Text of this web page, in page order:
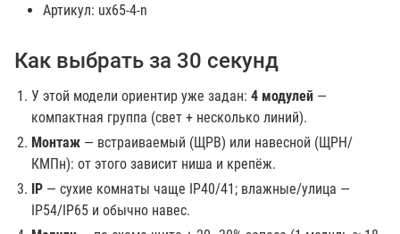
Артикул: ux65-4-n
Как выбрать за 30 секунд
У этой модели ориентир уже задан:4 модулей —
компактная группа (свет + несколько линий).
Монтаж — встраиваемый (ЩРВ) или навесной (ЩРН/
КМПн): от этого зависит ниша и крепёж.
IP — сухие комнаты чаще IP40/41; влажные/улица —
IP54/IP65 и обычно навес.